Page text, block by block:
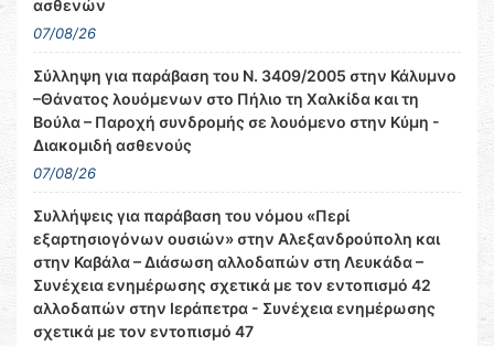
ασθενών
07/08/26
Σύλληψη για παράβαση του Ν. 3409/2005 στην Κάλυμνο
–Θάνατος λουόμενων στο Πήλιο τη Χαλκίδα και τη
Βούλα – Παροχή συνδρομής σε λουόμενο στην Κύμη -
Διακομιδή ασθενούς
07/08/26
Συλλήψεις για παράβαση του νόμου «Περί
εξαρτησιογόνων ουσιών» στην Αλεξανδρούπολη και
στην Καβάλα – Διάσωση αλλοδαπών στη Λευκάδα –
Συνέχεια ενημέρωσης σχετικά με τον εντοπισμό 42
αλλοδαπών στην Ιεράπετρα - Συνέχεια ενημέρωσης
σχετικά με τον εντοπισμό 47